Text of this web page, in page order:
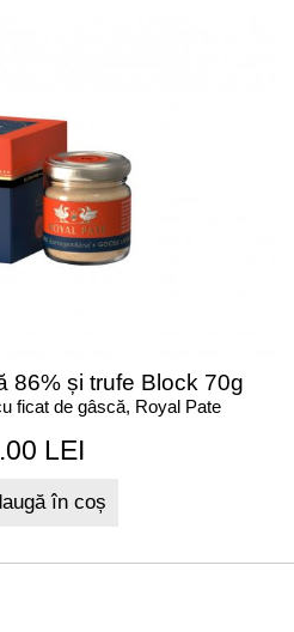
86% și trufe Block 70g
ficat de gâscă, Royal Pate
LEI
în coș